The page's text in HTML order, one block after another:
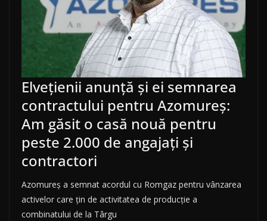
Elvețienii anunță și ei semnarea
contractului pentru Azomureș:
Am găsit o casă nouă pentru
peste 2.000 de angajați și
contractori
Azomureș a semnat acordul cu Romgaz pentru vânzarea
activelor care țin de activitatea de producție a
combinatului de la Târgu